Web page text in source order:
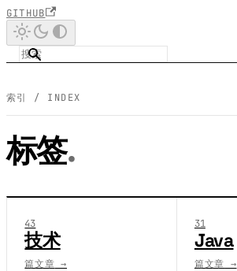
GITHUB
索引 / INDEX
标签.
43
技术
篇文章 →
31
Java
篇文章 →